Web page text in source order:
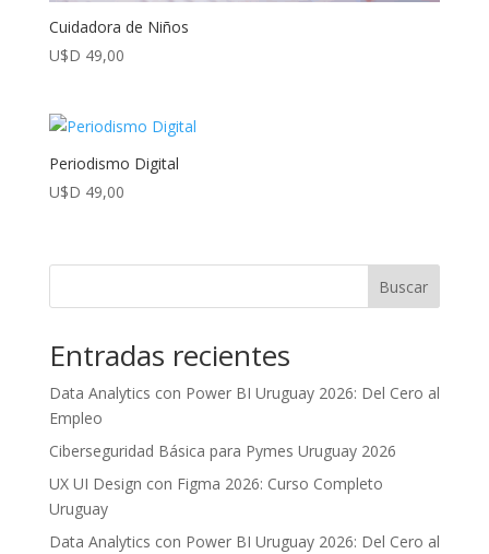
Cuidadora de Niños
U$D 49,00
Periodismo Digital
U$D 49,00
Buscar
Entradas recientes
Data Analytics con Power BI Uruguay 2026: Del Cero al
Empleo
Ciberseguridad Básica para Pymes Uruguay 2026
UX UI Design con Figma 2026: Curso Completo
Uruguay
Data Analytics con Power BI Uruguay 2026: Del Cero al